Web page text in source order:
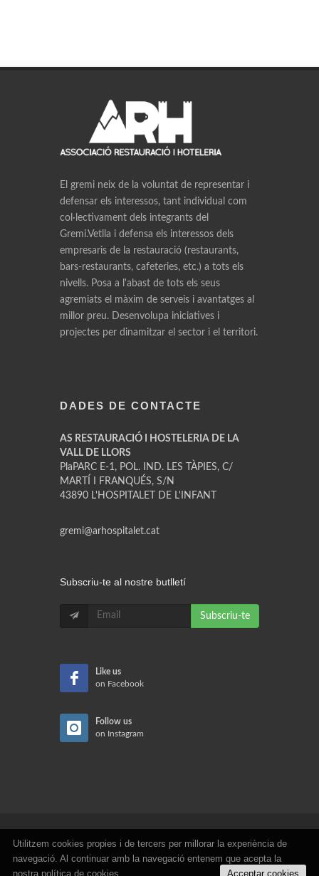
El gremi neix de la voluntat de representar i
defensar els interessos, tant individual com
col·lectivament dels integrants del
Gremi.Vetlla i defensa els interessos dels
empresaris de la restauració (restaurants,
bars-restaurants, cafeteries, etc.) a tots els
nivells. Posa a l'abast de tots els seus
agremiats el màxim de serveis i avantatges al
millor preu. Desenvolupa iniciatives i
projectes per dinamitzar el sector i el territori.
DADES DE CONTACTE
AS RESTAURACIÓ I HOSTELERIA DE LA
VALL DE LLORS
PlaPARC E-1, POL. IND. LES TÀPIES, C/
MARTÍ I FRANQUÉS, S/N
43890 L'HOSPITALET DE L'INFANT
gremi@arhospitalet.cat
Subscriu-te al nostre butlletí
Subscriu-te
Like us
on Facebook
Follow us
on Instagram
Copyrights © 2026
Utilitzem cookies propies i de tercers per millorar la experiència de
navegació. Al continuar amb la navegació entenem que acepta la
nostra política de cookies Acceptar cookies